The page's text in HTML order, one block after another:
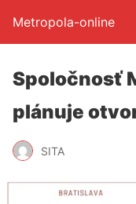
Metropola-online
Spoločnosť
plánuje
SITA